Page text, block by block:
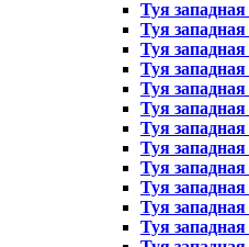
Туя
Туя
Туя
Туя
Туя
Туя
Туя
Туя
Туя
Туя
Туя
Туя